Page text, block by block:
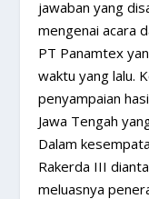
jawaban yang
mengenai acara
PT Panamtex
waktu yang lalu.
penyampaian
Jawa Tengah
Dalam
Rakerda III
meluasnya